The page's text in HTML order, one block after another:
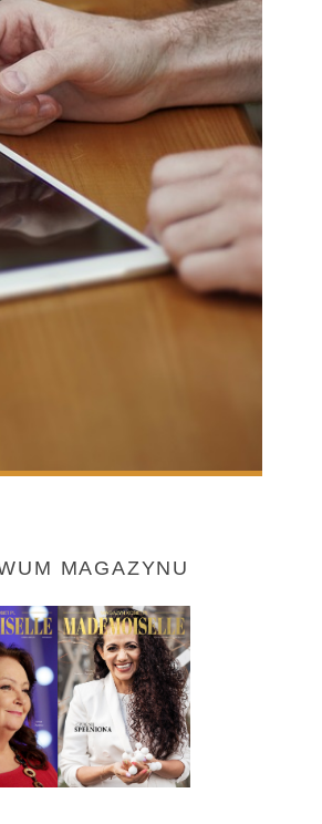
MAGAZYNU